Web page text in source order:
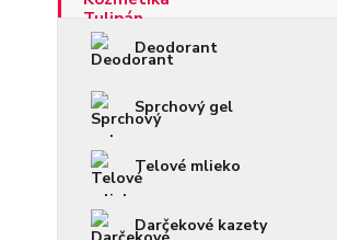
Deodorant
Sprchový gel
Telové mlieko
Darčekové kazety